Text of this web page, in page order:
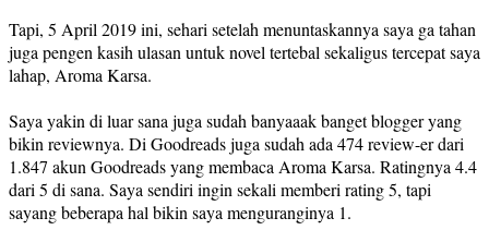
Tapi, 5 April 2019 ini, sehari setelah menuntaskannya saya ga tahan
juga pengen kasih ulasan untuk novel tertebal sekaligus tercepat saya
lahap, Aroma Karsa.
Saya yakin di luar sana juga sudah banyaaak banget blogger yang
bikin reviewnya. Di Goodreads juga sudah ada 474 review-er dari
1.847 akun Goodreads yang membaca Aroma Karsa. Ratingnya 4.4
dari 5 di sana. Saya sendiri ingin sekali memberi rating 5, tapi
sayang beberapa hal bikin saya menguranginya 1.